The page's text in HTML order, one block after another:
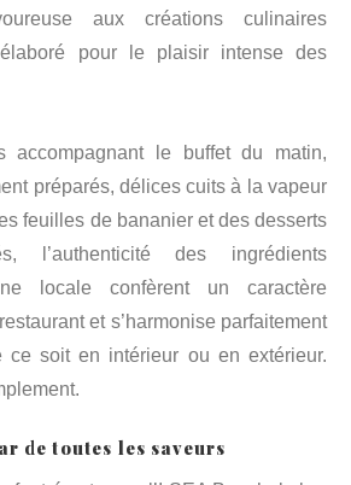
aux créations culinaires
pour le plaisir intense des
accompagnant le buffet du matin,
préparés, délices cuits à la vapeur
feuilles de bananier et des desserts
l’authenticité des ingrédients
locale confèrent un caractère
et s’harmonise parfaitement
ce soit en intérieur ou en extérieur.
de toutes les saveurs